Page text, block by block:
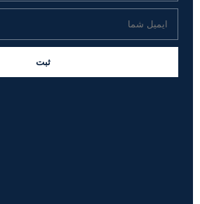
ثبت